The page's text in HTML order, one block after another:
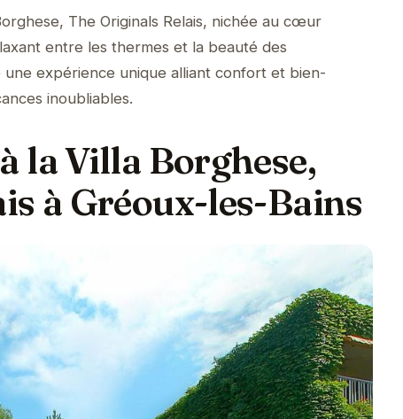
The Originals Relais, nichée au cœur
entre les thermes et la beauté des
expérience unique alliant confort et bien-
inoubliables.
la Villa Borghese,
à Gréoux-les-Bains